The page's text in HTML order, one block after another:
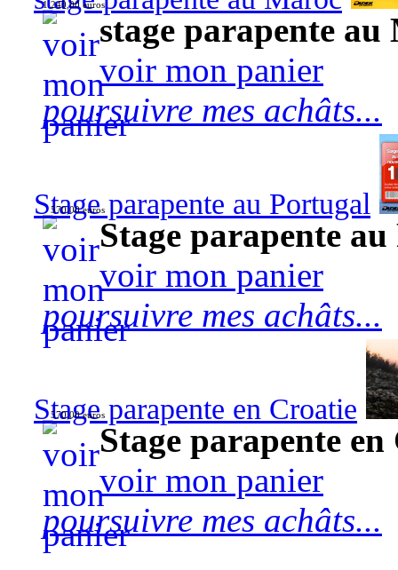
1 240,00 euros
stage parapente au
voir mon panier
poursuivre mes achâts...
Stage parapente au Portugal
570,00 euros
Stage parapente
voir mon panier
poursuivre mes achâts...
Stage parapente en Croatie
570,00 euros
Stage parapente
voir mon panier
poursuivre mes achâts...